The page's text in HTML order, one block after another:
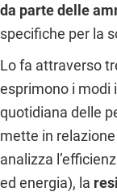
da parte delle
specifiche per la
Lo fa attraverso
esprimono i modi
quotidiana delle
mette in
analizza
ed energia), la